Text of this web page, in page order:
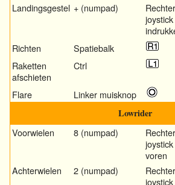
Landingsgestel + (numpad)
Rechter
joystick
Richten
Spatiebalk
Raketten
afschieten
Ctrl
Flare
Linker muisknop
Lowrider
Voorwielen
8 (numpad)
Rechter
voren
Achterwielen
2 (numpad)
Rechter